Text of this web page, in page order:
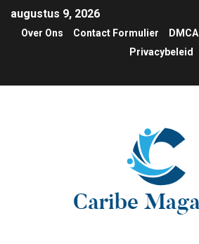
augustus 9, 2026
Over Ons Contact Formulier DMCA
Privacybeleid